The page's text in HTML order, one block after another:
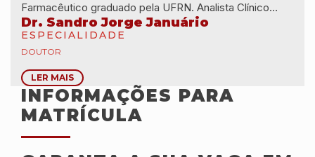
Farmacêutico graduado pela UFRN. Analista Clínico
habilitado pela Faculdade de Ciências Farmacêuticas da
USP. Especialista em Educação em Saúde Pública pela
FIOCRUZ.
Dr. Sandro Jorge Januário
ESPECIALIDADE
DOUTOR
LER MAIS
INFORMAÇÕES PARA
MATRÍCULA